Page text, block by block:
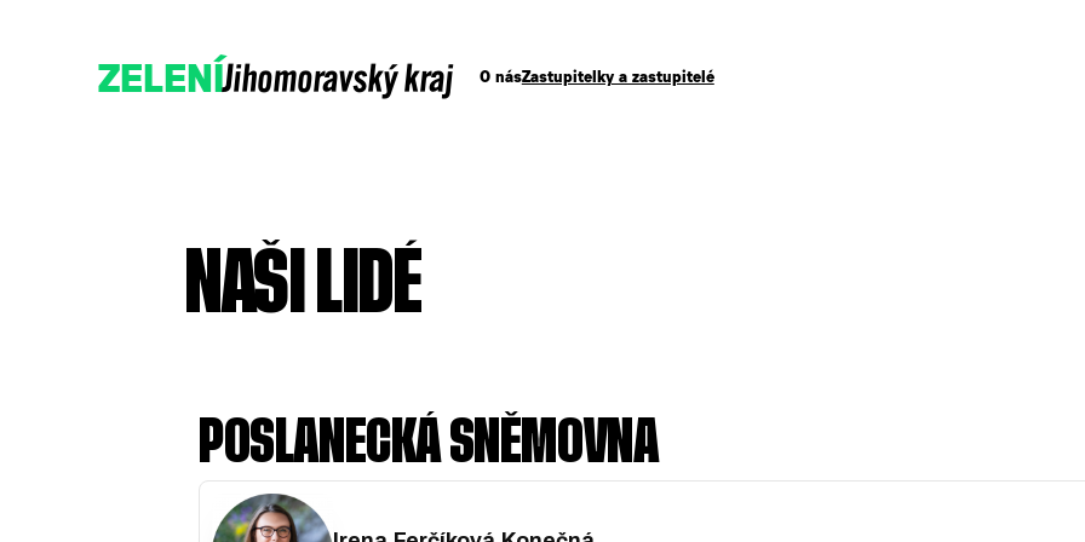
ZELENÍJihomoravský kraj O násZastupitelky a zastupitelé
Podpořte nás daremNAŠI LIDÉ
POSLANECKÁ SNĚMOVNA